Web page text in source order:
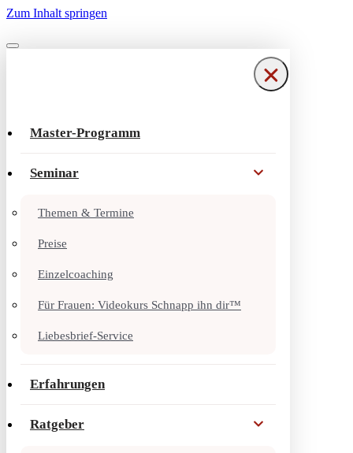
Zum Inhalt springen
Navigationsmenü
Navigationsmenü
Master-Programm
Seminar
Themen & Termine
Preise
Einzelcoaching
Für Frauen: Videokurs Schnapp ihn dir™
Liebesbrief-Service
Erfahrungen
Ratgeber